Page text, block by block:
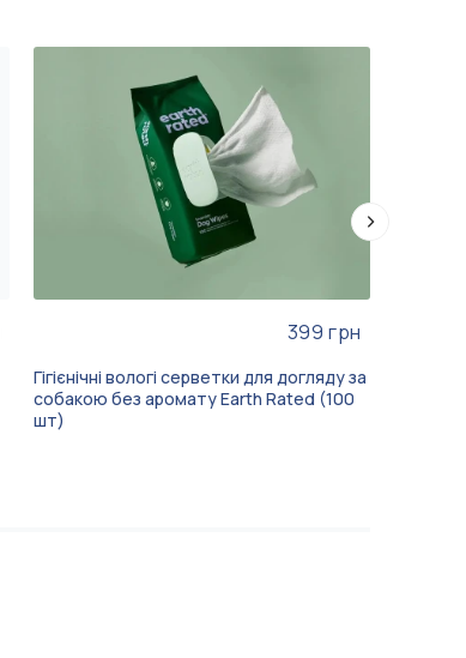
399 грн
Гігієнічні вологі серветки для догляду за
собакою без аромату Earth Rated (100
шт)